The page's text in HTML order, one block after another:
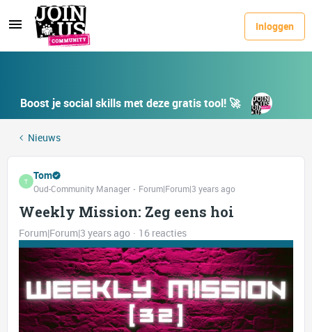
Inloggen
Boost je social skills met deze gratis tool! 🚀
Nieuws
T Tom
Oud-Community Manager Forum|Forum|3 years ago
Weekly Mission: Zeg eens hoi
Forum|Forum|3 years ago 16 reacties